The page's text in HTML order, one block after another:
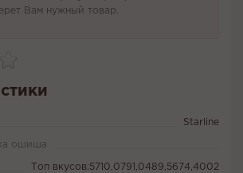
Вам нужный товар.
Starline
ошиша
Топ вкусов:5710,0791,0489,5674,4002